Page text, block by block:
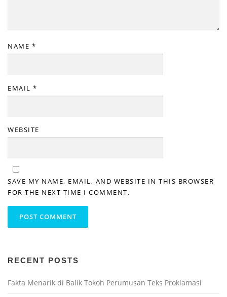
NAME *
EMAIL *
WEBSITE
SAVE MY NAME, EMAIL, AND WEBSITE IN THIS BROWSER
FOR THE NEXT TIME I COMMENT.
RECENT POSTS
Fakta Menarik di Balik Tokoh Perumusan Teks Proklamasi